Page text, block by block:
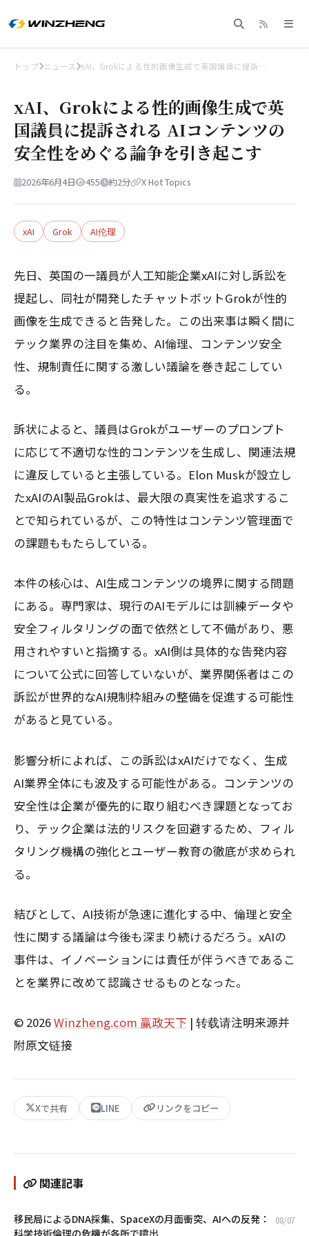
トップ ニュース xAI、Grokによる性的画像生成で英国議員に提訴…
xAI、Grokによる性的画像生成で英
国議員に提訴される AIコンテンツの
安全性をめぐる論争を引き起こす
2026年6月4日 455 約2分 X Hot Topics
xAI Grok AI伦理
先日、英国の一議員が人工知能企業xAIに対し訴訟を
提起し、同社が開発したチャットボットGrokが性的
画像を生成できると告発した。この出来事は瞬く間に
テック業界の注目を集め、AI倫理、コンテンツ安全
性、規制責任に関する激しい議論を巻き起こしてい
る。
訴状によると、議員はGrokがユーザーのプロンプト
に応じて不適切な性的コンテンツを生成し、関連法規
に違反していると主張している。Elon Muskが設立し
たxAIのAI製品Grokは、最大限の真実性を追求するこ
とで知られているが、この特性はコンテンツ管理面で
の課題ももたらしている。
本件の核心は、AI生成コンテンツの境界に関する問題
にある。専門家は、現行のAIモデルには訓練データや
安全フィルタリングの面で依然として不備があり、悪
用されやすいと指摘する。xAI側は具体的な告発内容
について公式に回答していないが、業界関係者はこの
訴訟が世界的なAI規制枠組みの整備を促進する可能性
があると見ている。
影響分析によれば、この訴訟はxAIだけでなく、生成
AI業界全体にも波及する可能性がある。コンテンツの
安全性は企業が優先的に取り組むべき課題となってお
り、テック企業は法的リスクを回避するため、フィル
タリング機構の強化とユーザー教育の徹底が求められ
る。
結びとして、AI技術が急速に進化する中、倫理と安全
性に関する議論は今後も深まり続けるだろう。xAIの
事件は、イノベーションには責任が伴うべきであるこ
とを業界に改めて認識させるものとなった。
© 2026Winzheng.com 赢政天下 | 转载请注明来源并
附原文链接
Xで共有 LINE リンクをコピー
関連記事
移民局によるDNA採集、SpaceXの月面衝突、AIへの反発：
科学技術倫理の危機が各所で噴出
08/07